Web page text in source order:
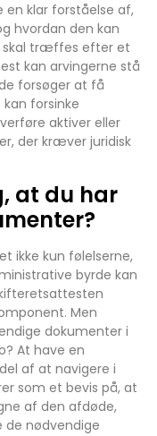
en klar forståelse af,
hvordan den kan
skal træffes efter et
kan arvingerne stå
forsøger at få
forsinke
aktiver eller
der kræver juridisk
at du har
ikke kun følelserne,
byrde kan
Men
dokumenter i
At have en
af at navigere i
som et bevis på, at
af den afdøde,
nødvendige